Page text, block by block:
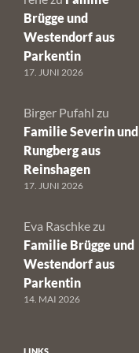
Brügge und
Westendorf aus
Parkentin
17. JUNI 2026
Birger Pufahl zu
Familie Severin und
Rungberg aus
Reinshagen
17. JUNI 2026
Eva Raschke zu
Familie Brügge und
Westendorf aus
Parkentin
14. MAI 2026